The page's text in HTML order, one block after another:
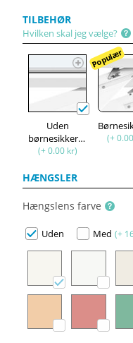
TILBEHØR
Hvilken skal jeg vælge?
Uden
børnesikkerhed
(+ 0.00 kr)
Populær
(+
HÆNGSLER
Hængslens farve
Uden Med (+